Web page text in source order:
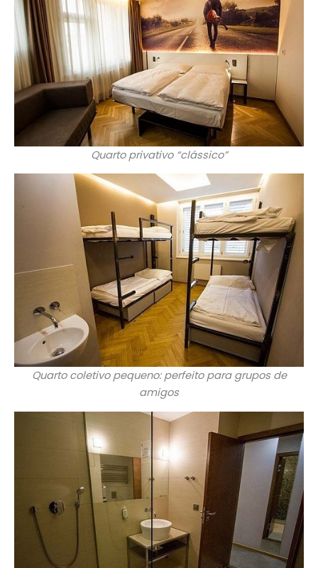
Quarto privativo “clássico”
Quarto coletivo pequeno: perfeito para grupos de
amigos